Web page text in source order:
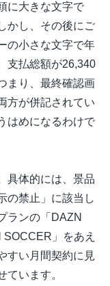
に大きな文字で
かし、その後にご
の小さな文字で年
支払総額が26,340
まり、最終確認画
方が併記されてい
はめになるわけで
具体的には、景品
の禁止」に該当し
ランの「DAZN
」をあえ
すい月間契約に見
います。